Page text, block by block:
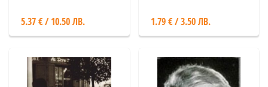
5.37 € / 10.50 ЛВ. 1.79 € / 3.50 ЛВ.